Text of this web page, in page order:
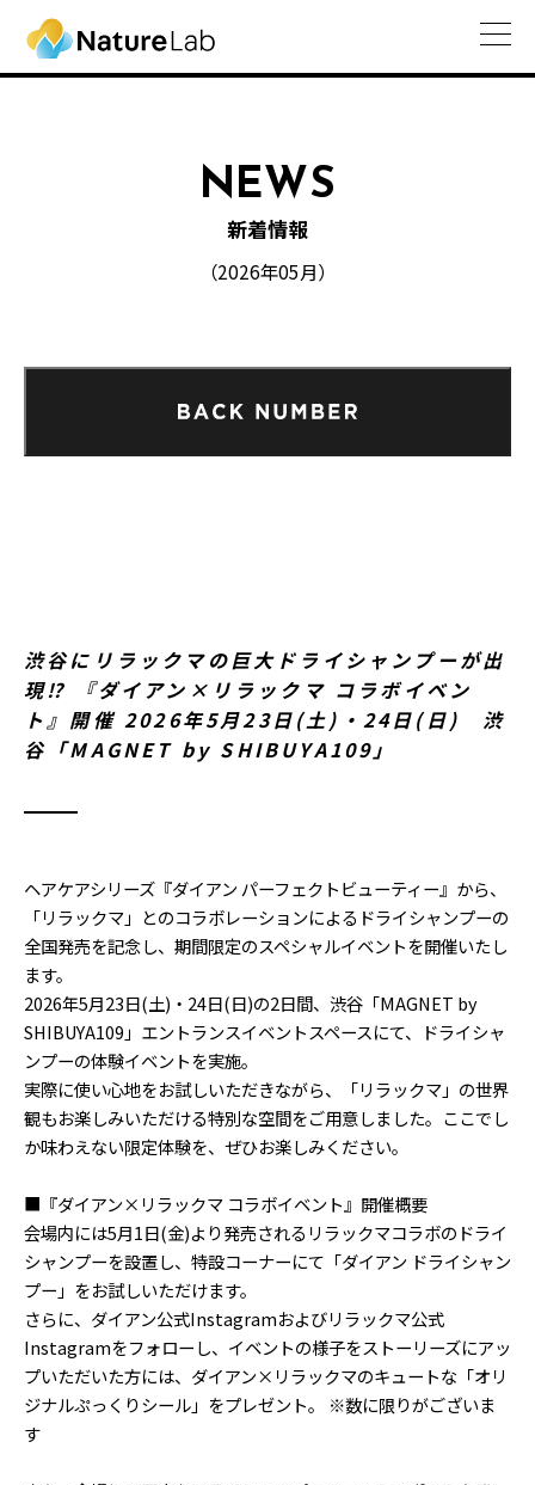
NEWS
新着情報
（2026年05月）
渋谷にリラックマの巨大ドライシャンプーが出
現⁉ 『ダイアン×リラックマ コラボイベン
ト』開催 2026年5月23日(土)・24日(日) 渋
谷「MAGNET by SHIBUYA109」
ヘアケアシリーズ『ダイアン パーフェクトビューティー』から、
「リラックマ」とのコラボレーションによるドライシャンプーの
全国発売を記念し、期間限定のスペシャルイベントを開催いたし
ます。
2026年5月23日(土)・24日(日)の2日間、渋谷「MAGNET by
SHIBUYA109」エントランスイベントスペースにて、ドライシャ
ンプーの体験イベントを実施。
実際に使い心地をお試しいただきながら、「リラックマ」の世界
観もお楽しみいただける特別な空間をご用意しました。ここでし
か味わえない限定体験を、ぜひお楽しみください。
■『ダイアン×リラックマ コラボイベント』開催概要
会場内には5月1日(金)より発売されるリラックマコラボのドライ
シャンプーを設置し、特設コーナーにて「ダイアン ドライシャン
プー」をお試しいただけます。
さらに、ダイアン公式Instagramおよびリラックマ公式
Instagramをフォローし、イベントの様子をストーリーズにアッ
プいただいた方には、ダイアン×リラックマのキュートな「オリ
ジナルぷっくりシール」をプレゼント。 ※数に限りがございま
す